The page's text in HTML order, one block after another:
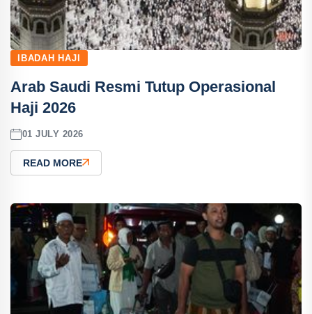
IBADAH HAJI
Arab Saudi Resmi Tutup Operasional
Haji 2026
01 JULY 2026
READ MORE